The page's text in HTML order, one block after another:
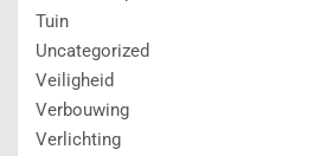
Tuin
Uncategorized
Veiligheid
Verbouwing
Verlichting